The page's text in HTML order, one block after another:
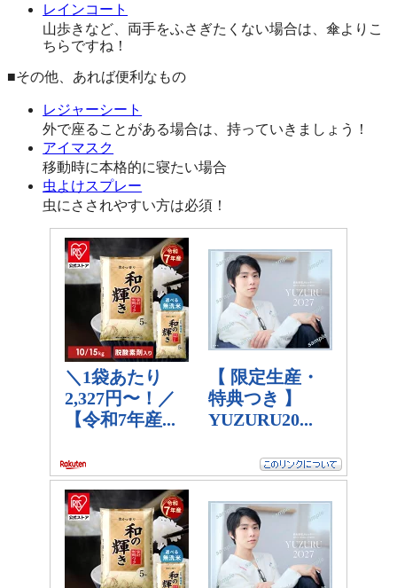
レインコート
山歩きなど、両手をふさぎたくない場合は、傘よりこ
ちらですね！
■その他、あれば便利なもの
レジャーシート
外で座ることがある場合は、持っていきましょう！
アイマスク
移動時に本格的に寝たい場合
虫よけスプレー
虫にさされやすい方は必須！